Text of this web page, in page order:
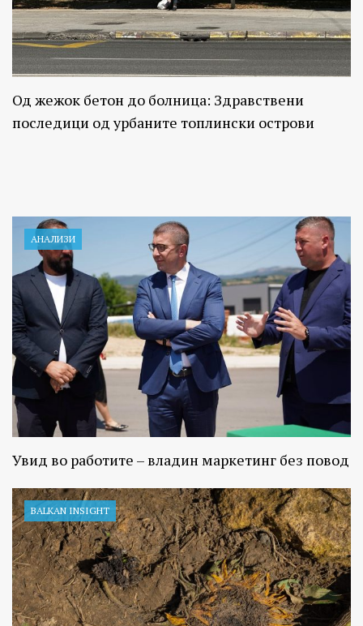
Од жежок бетон до болница: Здравствени
последици од урбаните топлински острови
АНАЛИЗИ
Увид во работите – владин маркетинг без повод
BALKAN INSIGHT